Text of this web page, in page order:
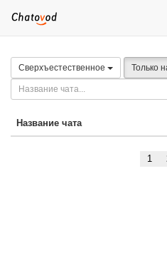
Сверхъестественное Только
Название чата
1